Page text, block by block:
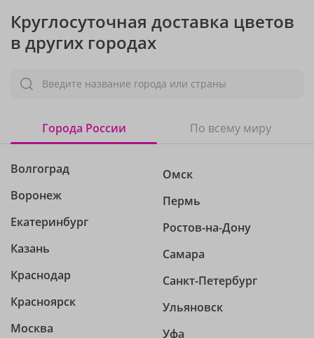
Круглосуточная доставка цветов
в других городах
Введите название города или страны
Города России По всему миру
Волгоград
Воронеж
Екатеринбург
Казань
Краснодар
Красноярск
Москва
Омск
Пермь
Ростов-на-Дону
Самара
Санкт-Петербург
Ульяновск
Уфа